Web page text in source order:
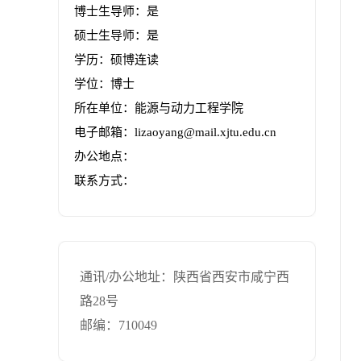
博士生导师：是
硕士生导师：是
学历：硕博连读
学位：博士
所在单位：能源与动力工程学院
电子邮箱： lizaoyang@mail.xjtu.edu.cn
办公地点：
联系方式：
通讯/办公地址：
陕西省西安市咸宁西
路28号
邮编： 710049